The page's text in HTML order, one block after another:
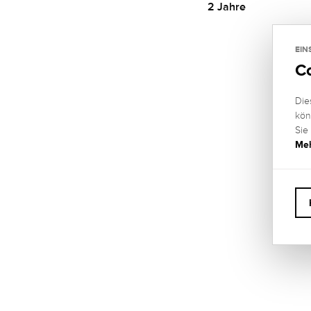
2 Jahre
Sie